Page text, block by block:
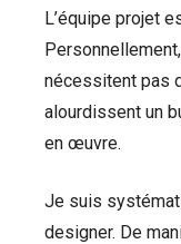
L’équipe projet
nécessitent pas
alourdissent un
en œuvre.
Je suis
designer. De